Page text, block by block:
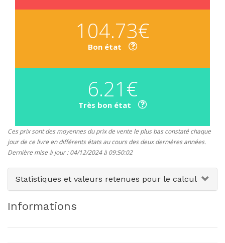
104.73€
Bon état
6.21€
Très bon état
Ces prix sont des moyennes du prix de vente le plus bas constaté chaque
jour de ce livre en différents états au cours des deux dernières années.
Dernière mise à jour : 04/12/2024 à 09:50:02
Statistiques et valeurs retenues pour le calcul
Informations